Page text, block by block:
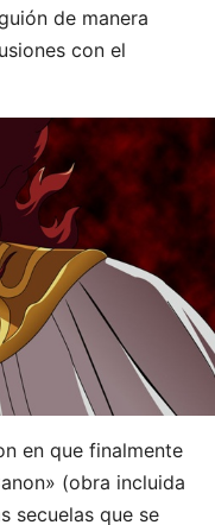
de manera
con el
en que finalmente
(obra incluida
secuelas que se